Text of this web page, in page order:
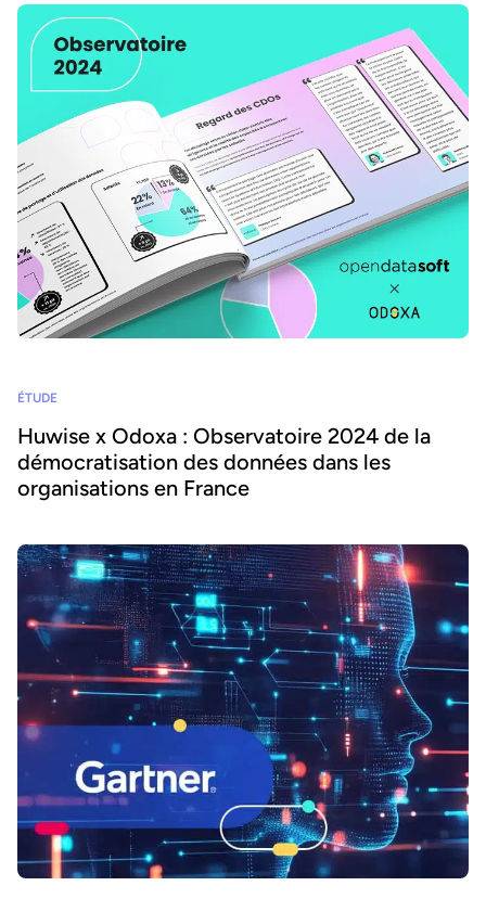
ÉTUDE
Huwise x Odoxa : Observatoire 2024 de la
démocratisation des données dans les
organisations en France